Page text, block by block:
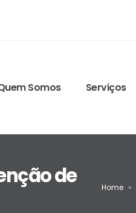
Somos Serviços
de
Home »